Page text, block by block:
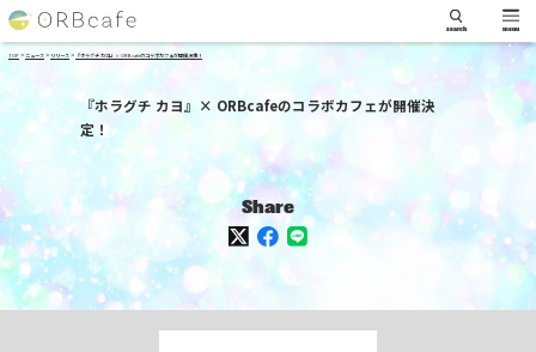
search menu
TOP > ニュース> リリース > 『ホラグチ カヨ』× ORBcafeのコラボカフェが開催決定！
『ホラグチ カヨ』× ORBcafeのコラボカフェが開催決
定！
Share